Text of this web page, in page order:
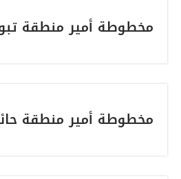
مخطوطة أمير منطقة تبوك
مخطوطة أمير منطقة حائل